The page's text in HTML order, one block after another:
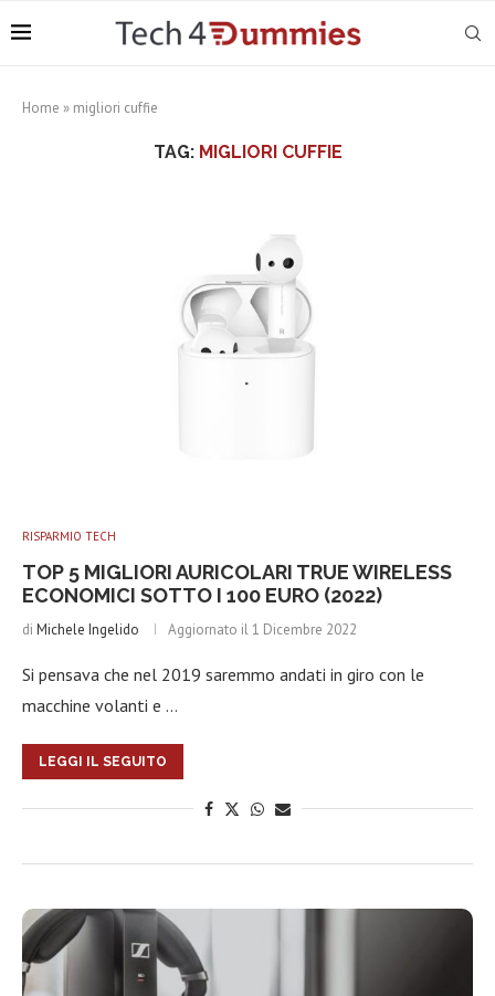
Home » migliori cuffie
TAG: MIGLIORI CUFFIE
RISPARMIO TECH
TOP 5 MIGLIORI AURICOLARI TRUE WIRELESS
ECONOMICI SOTTO I 100 EURO (2022)
di Michele Ingelido Aggiornato il1 Dicembre 2022
Si pensava che nel 2019 saremmo andati in giro con le
macchine volanti e …
LEGGI IL SEGUITO